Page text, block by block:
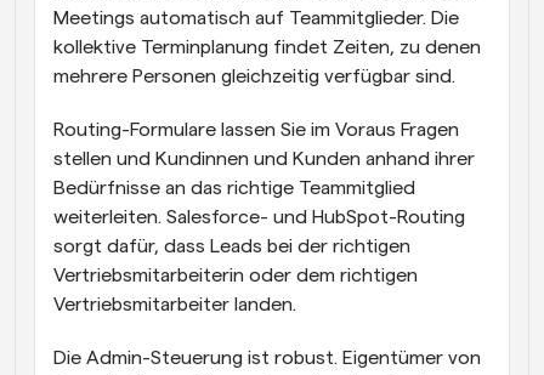
Meetings automatisch auf Teammitglieder. Die
kollektive Terminplanung findet Zeiten, zu denen
mehrere Personen gleichzeitig verfügbar sind.
Routing-Formulare lassen Sie im Voraus Fragen
stellen und Kundinnen und Kunden anhand ihrer
Bedürfnisse an das richtige Teammitglied
weiterleiten. Salesforce- und HubSpot-Routing
sorgt dafür, dass Leads bei der richtigen
Vertriebsmitarbeiterin oder dem richtigen
Vertriebsmitarbeiter landen.
Die Admin-Steuerung ist robust. Eigentümer von